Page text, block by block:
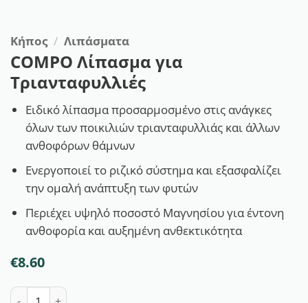
Κήπος / Λιπάσματα
COMPO Λίπασμα για
Τριανταφυλλιές
Ειδικό λίπασμα προσαρμοσμένο στις ανάγκες
όλων των ποικιλιών τριανταφυλλιάς και άλλων
ανθοφόρων θάμνων
Ενεργοποιεί το ριζικό σύστημα και εξασφαλίζει
την ομαλή ανάπτυξη των φυτών
Περιέχει υψηλό ποσοστό Μαγνησίου για έντονη
ανθοφορία και αυξημένη ανθεκτικότητα
€8.60
COMPO Λίπασμα για Τριανταφυλλιές ποσότητα